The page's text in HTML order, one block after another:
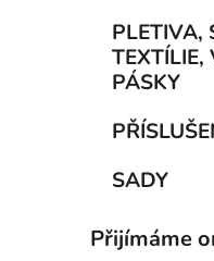
PLETIVA,
PÁSKY
SADY
Přijímáme